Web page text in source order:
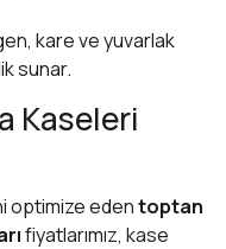
kare ve yuvarlak
sunar.
Kaseleri
optimize edentoptan
fiyatlarımız, kase